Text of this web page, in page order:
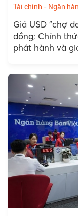
Tài chính - Ngân
Giá USD "chợ
đồng; Chính
phát hành và